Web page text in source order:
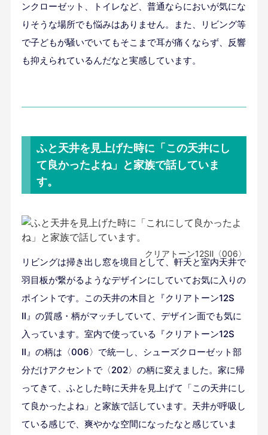
ンクローゼット、トイレなど、普通ならにおいが気にな
りそうな場所でも悩みはありません。また、リビング等
で子どもが騒いでいてもそこまで耳が痛くならず、反響
も抑えられているんだなと実感しています。
ふと天井を見上げた時に「この天井にし
て良かったよね」と家族で話していま
す。
クリアトーン12SⅡ〈006〉
リビングは掃き出し窓を境目として、軒天と室内天井で
羽目板が繋がるようなデザインにしていてお気に入りの
ポイントです。この天井の木目と『クリアトーン12S
Ⅱ』の質感・柄がマッチしていて、デザイン面でも気に
入っています。室内で使っている『クリアトーン12S
Ⅱ』の柄は〈006〉で統一し、シューズクローゼット部
分だけアクセントで〈202〉の柄に変えました。家に帰
ってきて、ふとした時に天井を見上げて「この天井にし
て良かったよね」と家族で話しています。天井が呼吸し
ている感じで、爽やかな空間になったなと感じていま